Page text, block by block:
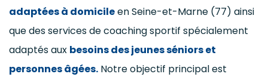
adaptées à domicileen Seine-et-Marne (77) ainsi
que des services de coaching sportif spécialement
adaptés aux besoins des jeunes séniors et
personnes âgées. Notre objectif principal est